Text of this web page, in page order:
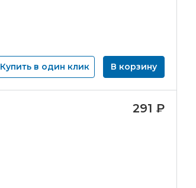
Купить в один клик В корзину
291 ₽